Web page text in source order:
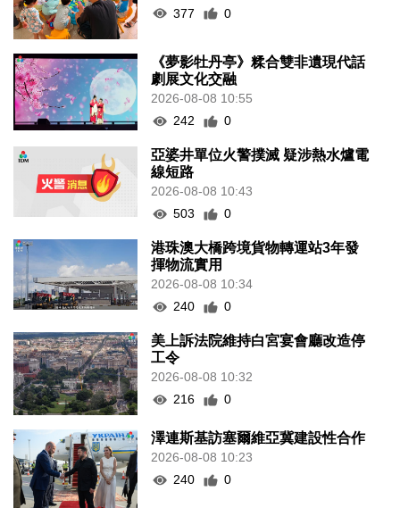
377
0
《夢影牡丹亭》糅合雙非遺現代話
劇展文化交融
2026-08-08 10:55
242
0
亞婆井單位火警撲滅 疑涉熱水爐電
線短路
2026-08-08 10:43
503
0
港珠澳大橋跨境貨物轉運站3年發
揮物流實用
2026-08-08 10:34
240
0
美上訴法院維持白宮宴會廳改造停
工令
2026-08-08 10:32
216
0
澤連斯基訪塞爾維亞冀建設性合作
2026-08-08 10:23
240
0